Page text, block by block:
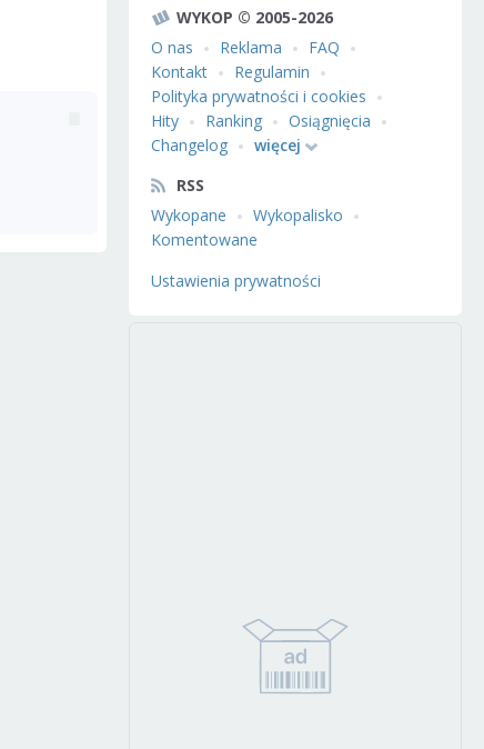
WYKOP © 2005-2026
O nas
Reklama
FAQ
Kontakt
Regulamin
Polityka prywatności i cookies
Hity
Ranking
Osiągnięcia
Changelog
więcej
RSS
Wykopane
Wykopalisko
Komentowane
Ustawienia prywatności